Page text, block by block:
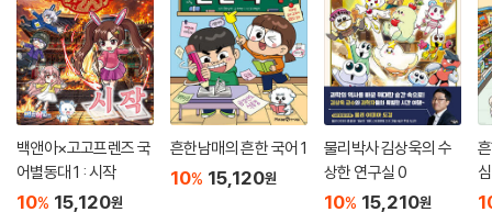
백앤아×고고프렌즈 국
어별동대 1 : 시작
10% 15,120원
흔한남매의 흔한 국어 1
10% 15,120원
물리박사 김상욱의 수
상한 연구실 0
10% 15,210원